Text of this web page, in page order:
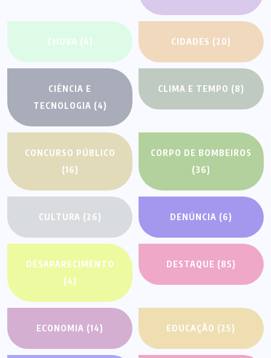
CHUVA (4) CIDADES (20)
CIÊNCIA E
TECNOLOGIA (4)
CLIMA E TEMPO (8)
CONCURSO PÚBLICO
(16)
CORPO DE BOMBEIROS
(36)
CULTURA (26) DENÚNCIA (6)
DESAPARECIMENTO
(4)
DESTAQUE (85)
ECONOMIA (14) EDUCAÇÃO (25)